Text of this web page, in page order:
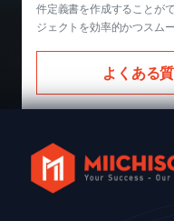
件定義書を作成することが
ジェクトを効率的かつスム
よくある